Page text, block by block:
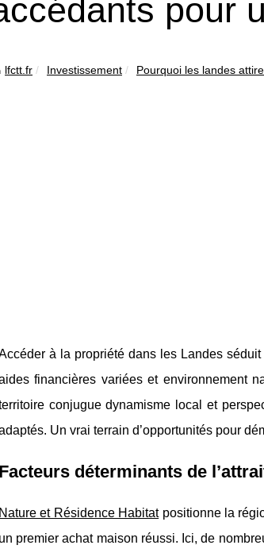
pour
lfctt.fr Investissement Pourquoi les landes
à la propriété dans les Landes
financières variées et environnement
conjugue dynamisme local et
Un vrai terrain d’opportunités pour
Facteurs déterminants de
Nature et Résidence Habitatpositionne la
un premier achat maison réussi. Ici, de